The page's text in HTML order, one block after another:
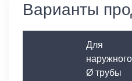
Варианты
Для
наружного
Ø трубы